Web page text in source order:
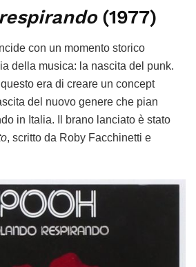
(1977)
con un momento storico
della musica: la nascita del punk.
era di creare un concept
del nuovo genere che pian
in Italia. Il brano lanciato è stato
, scritto da Roby Facchinetti e